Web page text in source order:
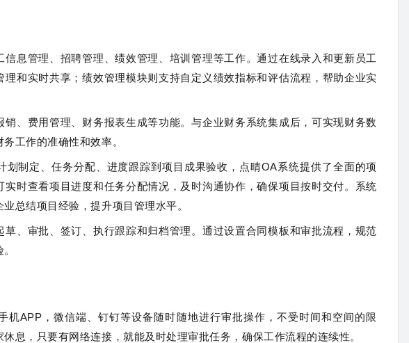
信息管理、招聘管理、绩效管理、培训管理等工作。通过在线录入和更新员工
理和实时共享；绩效管理模块则支持自定义绩效指标和评估流程，帮助企业实
销、费用管理、财务报表生成等功能。与企业财务系统集成后，可实现财务数
工作的准确性和效率。
划制定、任务分配、进度跟踪到项目成果验收，点晴OA系统提供了全面的项
实时查看项目进度和任务分配情况，及时沟通协作，确保项目按时交付。系统
总结项目经验，提升项目管理水平。
草、审批、签订、执行跟踪和归档管理。通过设置合同模板和审批流程，规范
机APP，微信端、钉钉等设备随时随地进行审批操作，不受时间和空间的限
息，只要有网络连接，就能及时处理审批任务，确保工作流程的连续性。